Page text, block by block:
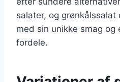
salater, og
med sin unikke smag
fordele.